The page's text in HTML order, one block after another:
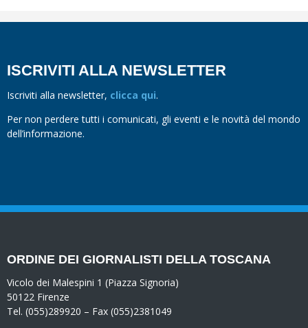
ISCRIVITI ALLA NEWSLETTER
Iscriviti alla newsletter, clicca qui.
Per non perdere tutti i comunicati, gli eventi e le novità del mondo
dell’informazione.
ORDINE DEI GIORNALISTI DELLA TOSCANA
Vicolo dei Malespini 1 (Piazza Signoria)
50122 Firenze
Tel. (055)289920 – Fax (055)2381049